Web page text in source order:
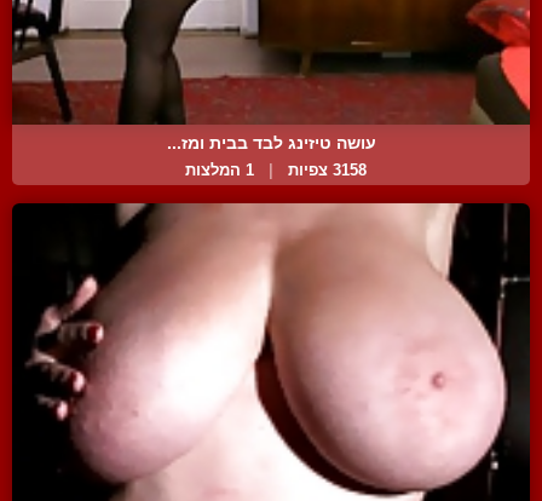
עושה טיזינג לבד בבית ומז...
3158 צפיות | 1 המלצות